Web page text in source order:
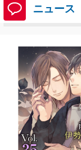
ニュース